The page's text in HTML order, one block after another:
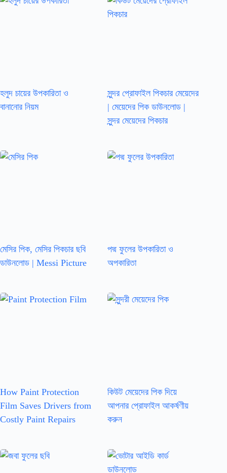
হলুদ চায়ের উপকারিতা ও
বানানোর নিয়ম
সুন্দর প্রোফাইল পিকচার মেয়েদের
| মেয়েদের পিক ডাউনলোড |
সুন্দর মেয়েদের পিকচার
মেসির পিক, মেসির পিকচার ছবি
ডাউনলোড | Messi Picture
পদ্ম ফুলের উপকারিতা ও
অপকারিতা
How Paint Protection
Film Saves Drivers from
Costly Paint Repairs
কিউট মেয়েদের পিক দিয়ে
আপনার প্রোফাইল আকর্ষণীয়
করুন